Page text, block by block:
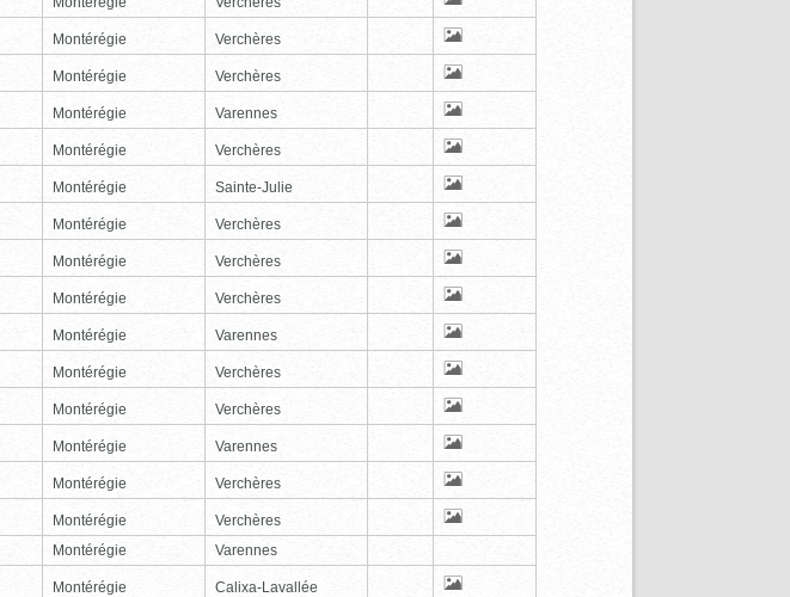
Montérégie Verchères
Montérégie Verchères
Montérégie Varennes
Montérégie Verchères
Montérégie Sainte-Julie
Montérégie Verchères
Montérégie Verchères
Montérégie Verchères
Montérégie Varennes
Montérégie Verchères
Montérégie Verchères
Montérégie Varennes
Montérégie Verchères
Montérégie
Verchères
Montérégie Varennes
Montérégie Calixa-Lavallée